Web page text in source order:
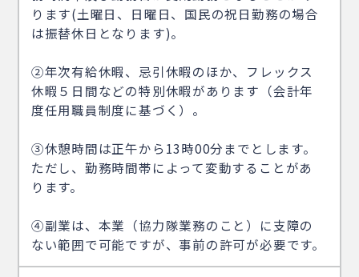
ります(土曜日、日曜日、国民の祝日勤務の場合
は振替休日となります)。
②年次有給休暇、忌引休暇のほか、フレックス
休暇５日間などの特別休暇があります（会計年
度任用職員制度に基づく）。
③休憩時間は正午から13時00分までとします。
ただし、勤務時間帯によって変動することがあ
ります。
④副業は、本業（協力隊業務のこと）に支障の
ない範囲で可能ですが、事前の許可が必要です。